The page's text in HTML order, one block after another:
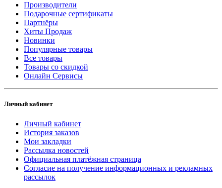
Производители
Подарочные сертификаты
Партнёры
Хиты Продаж
Новинки
Популярные товары
Все товары
Товары со скидкой
Онлайн Сервисы
Личный кабинет
Личный кабинет
История заказов
Мои закладки
Рассылка новостей
Официальная платёжная страница
Согласие на получение информационных и рекламных
рассылок